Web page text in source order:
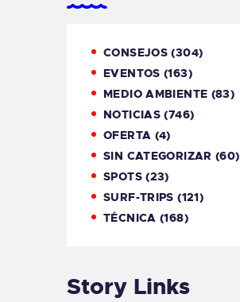
CONSEJOS (304)
EVENTOS (163)
MEDIO AMBIENTE (83)
NOTICIAS (746)
OFERTA (4)
SIN CATEGORIZAR (60)
SPOTS(23)
SURF-TRIPS (121)
TÉCNICA (168)
Story Links